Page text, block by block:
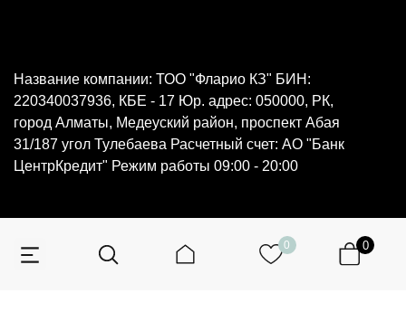
0 0
Название компании: ТОО "Фларио КЗ" БИН:
220340037936, КБЕ - 17 Юр. адрес: 050000, РК,
город Алматы, Медеуский район, проспект Абая
31/187 угол Тулебаева Расчетный счет: АО "Банк
ЦентрКредит" Режим работы 09:00 - 20:00
© 2026 Все права защищены